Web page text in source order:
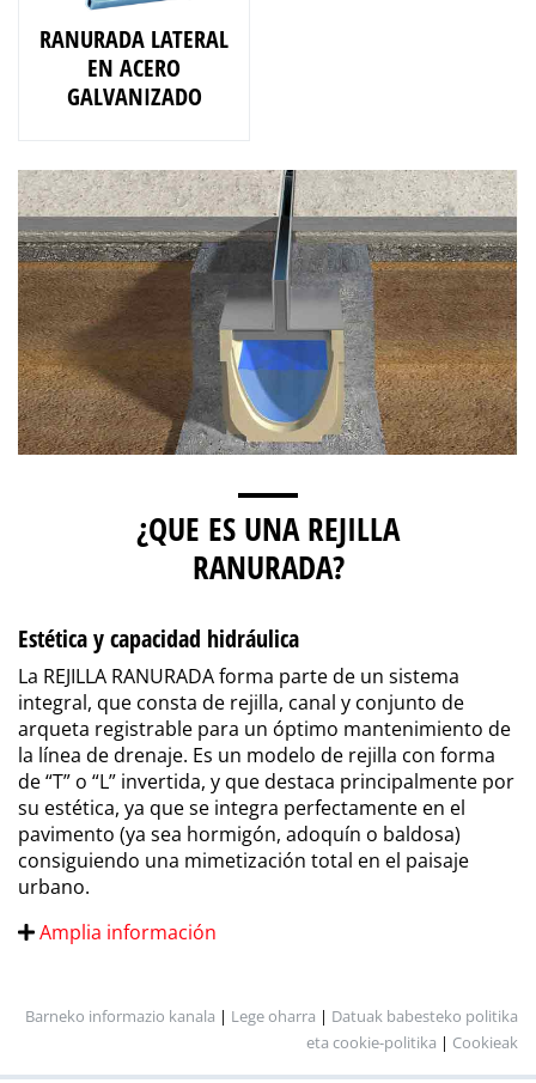
RANURADA LATERAL
EN ACERO
GALVANIZADO
¿QUE ES UNA REJILLA
RANURADA?
Estética y capacidad hidráulica
La REJILLA RANURADA forma parte de un sistema
integral, que consta de rejilla, canal y conjunto de
arqueta registrable para un óptimo mantenimiento de
la línea de drenaje. Es un modelo de rejilla con forma
de “T” o “L” invertida, y que destaca principalmente por
su estética, ya que se integra perfectamente en el
pavimento (ya sea hormigón, adoquín o baldosa)
consiguiendo una mimetización total en el paisaje
urbano.
Amplia información
Barneko informazio kanala | Lege oharra | Datuak babesteko politika
eta cookie-politika | Cookieak